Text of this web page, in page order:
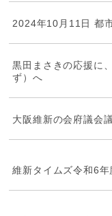
2024年10月11日 都
黒田まさきの応援に
ず）へ
大阪維新の会府議会
維新タイムズ令和6年